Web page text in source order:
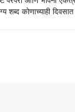
शब्द कोणाच्याही